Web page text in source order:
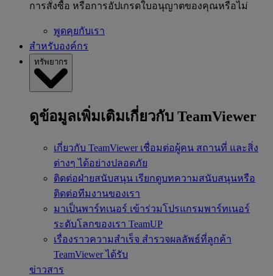
การสั่งซื้อ หรือการอัปเกรดใบอนุญาตของคุณหรือไม่
พูดคุยกับเรา
สำหรับองค์กร
ทรัพยากร
ดูข้อมูลเพิ่มเติมเกี่ยวกับ TeamViewer
เกี่ยวกับ TeamViewer เชื่อมต่อผู้คน สถานที่ และสิ่ง
ต่างๆ ได้อย่างปลอดภัย
ติดต่อฝ่ายสนับสนุน เรียกดูบทความสนับสนุนหรือ
ติดต่อทีมงานของเรา
มาเป็นพาร์ทเนอร์ เข้าร่วมโปรแกรมพาร์ทเนอร์
ระดับโลกของเรา TeamUP
เรื่องราวความสำเร็จ สำรวจผลลัพธ์ที่ลูกค้า
TeamViewer ได้รับ
ข่าวสาร